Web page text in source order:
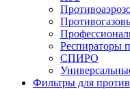
Респираторы
СПИРО
Фильтры для